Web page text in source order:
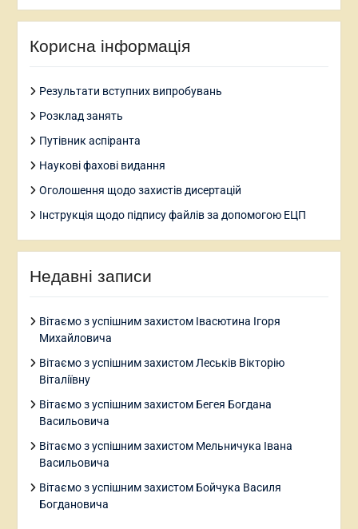
Корисна інформація
Результати вступних випробувань
Розклад занять
Путівник аспіранта
Наукові фахові видання
Оголошення щодо захистів дисертацій
Інструкція щодо підпису файлів за допомогою ЕЦП
Недавні записи
Вітаємо з успішним захистом Івасютина Ігоря
Михайловича
Вітаємо з успішним захистом Леськів Вікторію
Віталіївну
Вітаємо з успішним захистом Бегея Богдана
Васильовича
Вітаємо з успішним захистом Мельничука Івана
Васильовича
Вітаємо з успішним захистом Бойчука Василя
Богдановича